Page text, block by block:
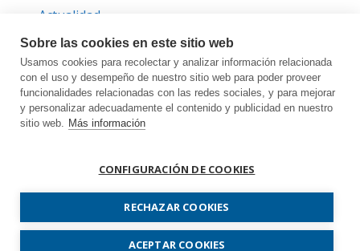
Actualidad
Podcast
Entrevistas
Eventos
ENLACES
Política de privacidad
Prodespachos.com © 2026 Todos los derechos
Sobre las cookies en este sitio web
Usamos cookies para recolectar y analizar información relacionada
con el uso y desempeño de nuestro sitio web para poder proveer
funcionalidades relacionadas con las redes sociales, y para mejorar
y personalizar adecuadamente el contenido y publicidad en nuestro
sitio web. Más información
CONFIGURACIÓN DE COOKIES
RECHAZAR COOKIES
ACEPTAR COOKIES